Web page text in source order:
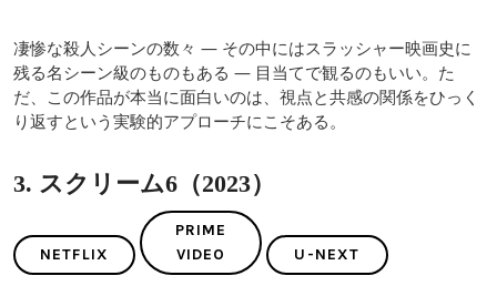
凄惨な殺人シーンの数々 — その中にはスラッシャー映画史に
残る名シーン級のものもある — 目当てで観るのもいい。た
だ、この作品が本当に面白いのは、視点と共感の関係をひっく
り返すという実験的アプローチにこそある。
3. スクリーム6（2023）
NETFLIX
PRIME
VIDEO
U-NEXT